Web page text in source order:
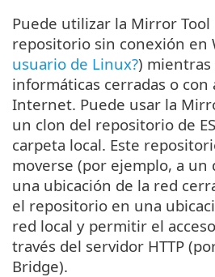
Puede utilizar la Mirror Tool
repositorio sin conexión en
usuario de Linux?)
informáticas cerradas o con
Internet. Puede usar la
un clon del repositorio de
carpeta local. Este
moverse (por ejemplo, a un
una ubicación de la red
el repositorio en una
red local y permitir el
través del servidor HTTP
Bridge).